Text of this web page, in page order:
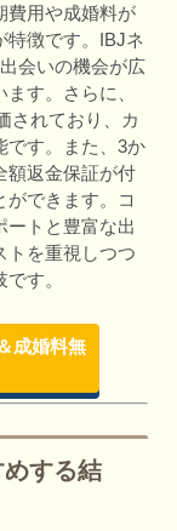
費用や成婚料が
特徴です。IBJネ
会いの機会が広
す。さらに、
されており、カ
です。また、3か
額返金保証が付
ができます。コ
ートと豊富な出
トを重視しつつ
す。
成婚料無
する結